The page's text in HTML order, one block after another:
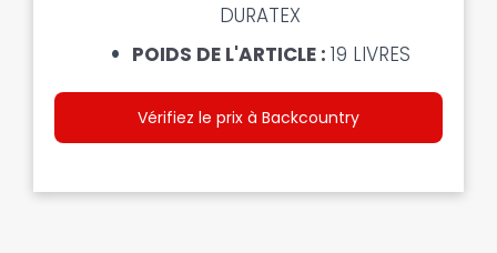
DURATEX
POIDS DE L'ARTICLE : 19 LIVRES
Vérifiez le prix à Backcountry